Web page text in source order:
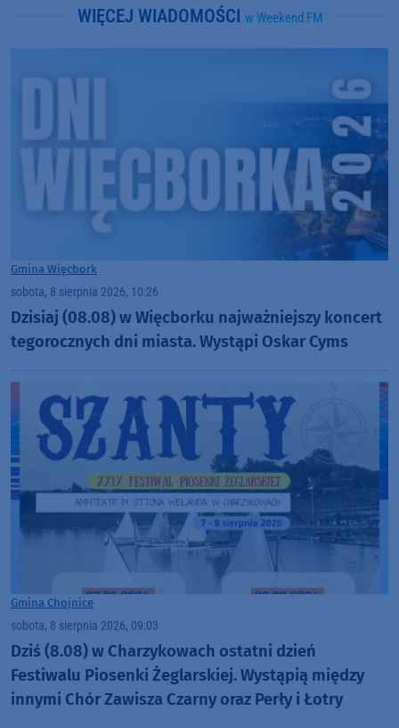
WIĘCEJ WIADOMOŚCI w Weekend FM
Gmina Więcbork
sobota, 8 sierpnia 2026, 10:26
Dzisiaj (08.08) w Więcborku najważniejszy koncert
tegorocznych dni miasta. Wystąpi Oskar Cyms
Gmina Chojnice
sobota, 8 sierpnia 2026, 09:03
Dziś (8.08) w Charzykowach ostatni dzień
Festiwalu Piosenki Żeglarskiej. Wystąpią między
innymi Chór Zawisza Czarny oraz Perły i Łotry